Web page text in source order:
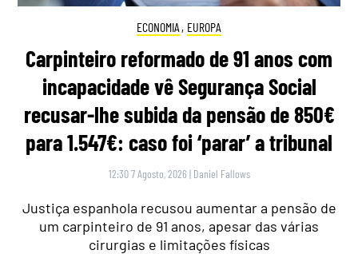
ECONOMIA , EUROPA
Carpinteiro reformado de 91 anos com
incapacidade vê Segurança Social
recusar-lhe subida da pensão de 850€
para 1.547€: caso foi ‘parar’ a tribunal
12:30 7 Agosto, 2026 | Daniel Fallows
Justiça espanhola recusou aumentar a pensão de
um carpinteiro de 91 anos, apesar das várias
cirurgias e limitações físicas